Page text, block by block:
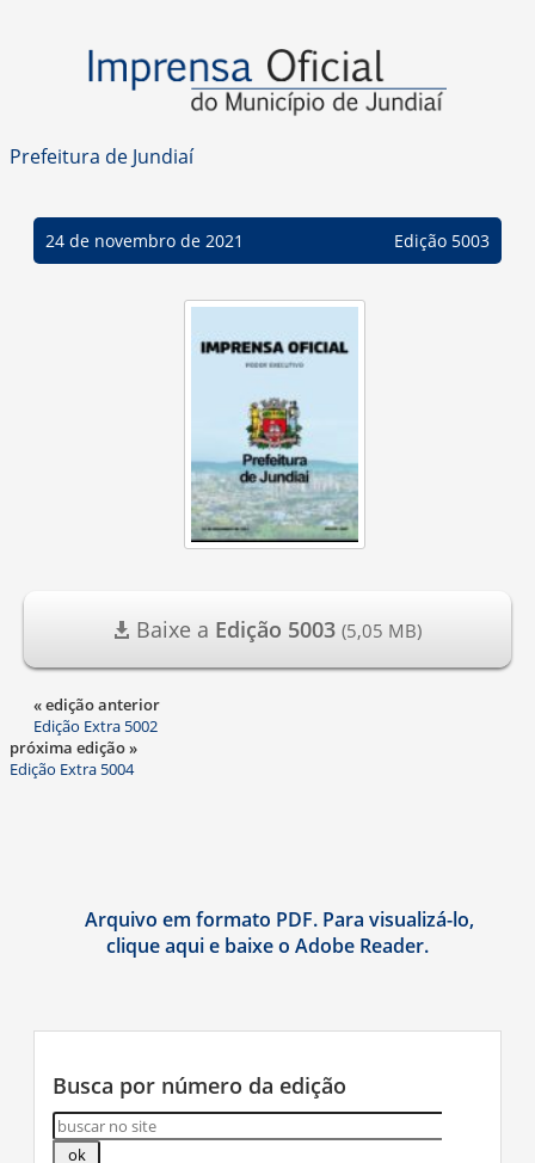
Prefeitura de Jundiaí
24 de novembro de 2021 Edição 5003
Baixe a Edição 5003 (5,05 MB)
« edição anterior
Edição Extra 5002
próxima edição »
Edição Extra 5004
Arquivo em formato PDF. Para visualizá-lo,
clique aqui e baixe o Adobe Reader.
Busca por número da edição